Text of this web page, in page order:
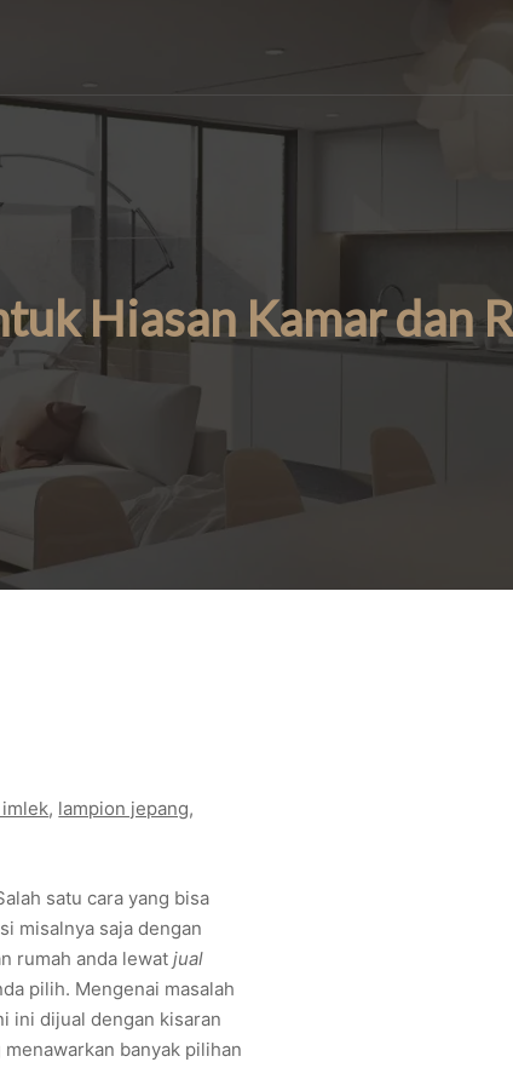
Hiasan Kamar dan
, lampion jepang
satu cara yang bisa
misalnya saja dengan
rumah anda lewat jual
pilih. Mengenai masalah
ini dijual dengan kisaran
banyak pilihan